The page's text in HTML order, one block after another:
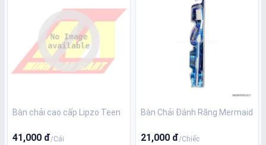
Bàn chải cao cấp Lipzo Teen
41,000 đ/Cái
Bàn Chải Đánh Răng Mermaid
21,000 đ/Chiếc